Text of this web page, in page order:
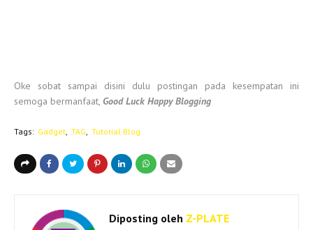
Oke sobat sampai disini dulu postingan pada kesempatan ini
semoga bermanfaat, Good Luck Happy Blogging
Tags: Gadget TAG Tutorial Blog
Diposting oleh Z-PLATE